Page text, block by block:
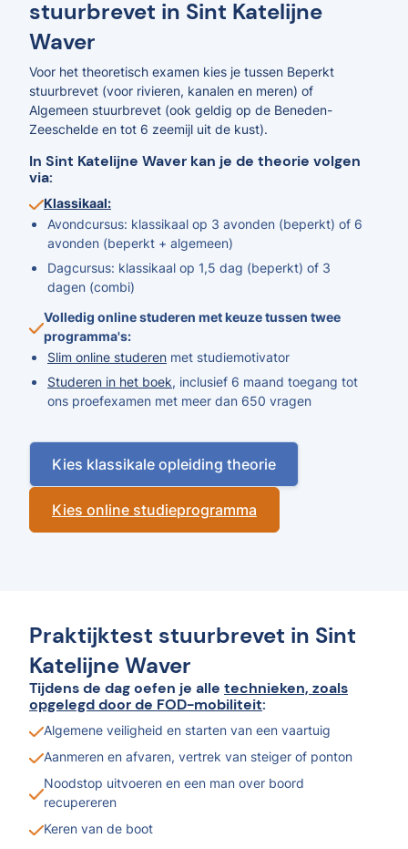
stuurbrevet in Sint Katelijne
Waver
Voor het theoretisch examen kies je tussen Beperkt
stuurbrevet (voor rivieren, kanalen en meren) of
Algemeen stuurbrevet (ook geldig op de Beneden-
Zeeschelde en tot 6 zeemijl uit de kust).
In Sint Katelijne Waver kan je de theorie volgen
via:
Klassikaal:
Avondcursus: klassikaal op 3 avonden (beperkt) of 6
avonden (beperkt + algemeen)
Dagcursus: klassikaal op 1,5 dag (beperkt) of 3
dagen (combi)
Volledig online studeren met keuze tussen twee
programma's:
Slim online studeren met studiemotivator
Studeren in het boek, inclusief 6 maand toegang tot
ons proefexamen met meer dan 650 vragen
Kies klassikale opleiding theorie
Kies online studieprogramma
Praktijktest stuurbrevet in Sint
Katelijne Waver
Tijdens de dag oefen je alle technieken, zoals
opgelegd door de FOD-mobiliteit:
Algemene veiligheid en starten van een vaartuig
Aanmeren en afvaren, vertrek van steiger of ponton
Noodstop uitvoeren en een man over boord
recupereren
Keren van de boot